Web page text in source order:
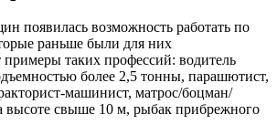
появилась возможность работать по
раньше были для них
таких профессий: водитель
более 2,5 тонны, парашютист,
машинист, матрос/боцман/
высоте свыше 10 м, рыбак прибрежного